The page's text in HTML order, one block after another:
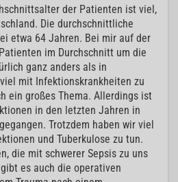
der Patienten ist viel,
Die durchschnittliche
etwa 64 Jahren. Bei mir auf der
im Durchschnitt um die
ganz anders als in
mit Infektionskrankheiten zu
ein großes Thema. Allerdings ist
in den letzten Jahren in
Trotzdem haben wir viel
und Tuberkulose zu tun.
die mit schwerer Sepsis zu uns
es auch die operativen